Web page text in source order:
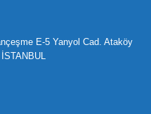
tutması ve her
ürünleri bünyesinde
gerekir.
geniş ürün
ihtiyacı olan tüm
E-5 Yanyol Cad. Ataköy